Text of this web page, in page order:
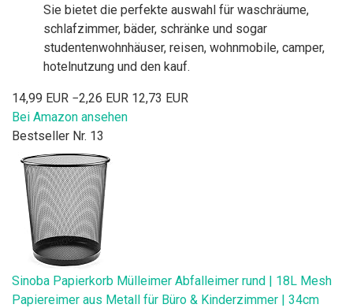
Sie bietet die perfekte auswahl für waschräume,
schlafzimmer, bäder, schränke und sogar
studentenwohnhäuser, reisen, wohnmobile, camper,
hotelnutzung und den kauf.
14,99 EUR −2,26 EUR 12,73 EUR
Bei Amazon ansehen
Bestseller Nr. 13
Sinoba Papierkorb Mülleimer Abfalleimer rund | 18L Mesh
Papiereimer aus Metall für Büro & Kinderzimmer | 34cm